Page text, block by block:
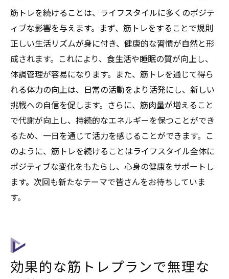
筋トレを続けることは、ライフスタイルに多くのポジテ
ィブな影響を与えます。まず、筋トレをすることで規則
正しい生活リズムが身に付き、健康的な習慣が自然と形
成されます。これにより、食生活や睡眠の質が向上し、
体調管理が容易になります。また、筋トレを通じて得ら
れる体力の向上は、日常の活動をより活発にし、新しい
挑戦への自信を促します。さらに、筋肉量が増えること
で代謝が向上し、持続的なエネルギーを保つことができ
るため、一日を通じて活力を感じることができます。こ
のように、筋トレを続けることはライフスタイル全体に
ポジティブな変化をもたらし、心身の健康をサポートし
ます。次回も新たなテーマで皆さんをお待ちしていま
す。
効果的な筋トレプランで無理な